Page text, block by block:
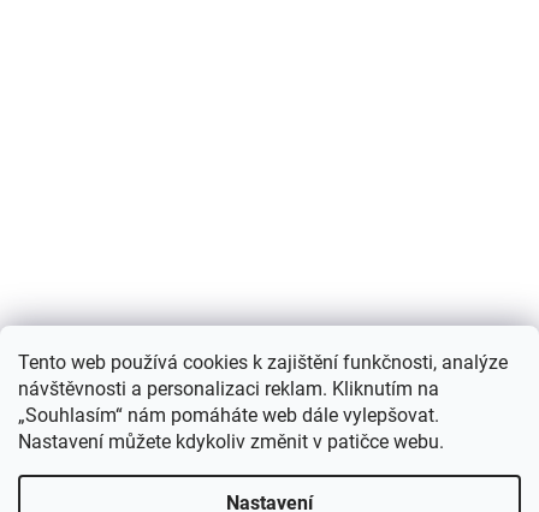
Tento web používá cookies k zajištění funkčnosti, analýze
návštěvnosti a personalizaci reklam. Kliknutím na
„Souhlasím“ nám pomáháte web dále vylepšovat.
Nastavení můžete kdykoliv změnit v patičce webu.
Nastavení
0KS /0 KČ